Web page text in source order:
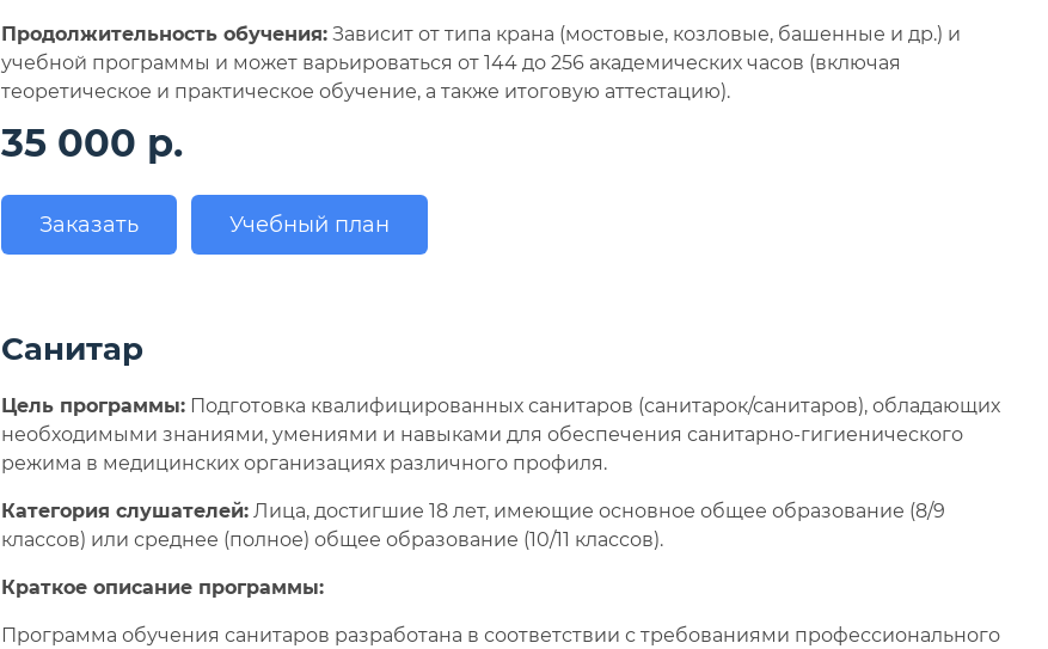
Продолжительность обучения:Зависит от типа крана (мостовые, козловые, башенные и др.) и
учебной программы и может варьироваться от 144 до 256 академических часов (включая
теоретическое и практическое обучение, а также итоговую аттестацию).
35 000 р.
Заказать Учебный план
Санитар
Цель программы:Подготовка квалифицированных санитаров (санитарок/санитаров), обладающих
необходимыми знаниями, умениями и навыками для обеспечения санитарно-гигиенического
режима в медицинских организациях различного профиля.
Категория слушателей:Лица, достигшие 18 лет, имеющие основное общее образование (8/9
классов) или среднее (полное) общее образование (10/11 классов).
Краткое описание программы:
Программа обучения санитаров разработана в соответствии с требованиями профессионального